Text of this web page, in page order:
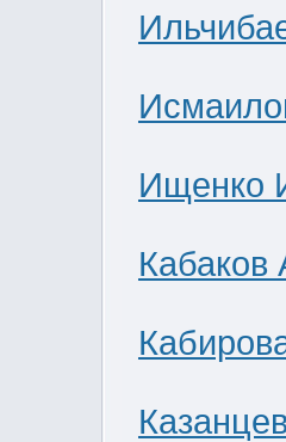
Ищенко
Кабаков